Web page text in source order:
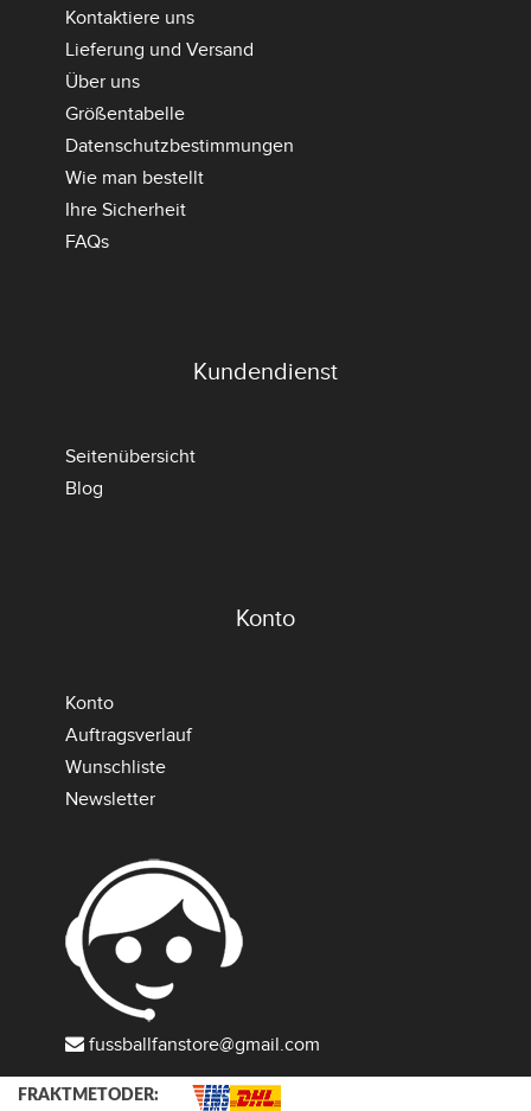
Kontaktiere uns
Lieferung und Versand
Über uns
Größentabelle
Datenschutzbestimmungen
Wie man bestellt
Ihre Sicherheit
FAQs
Kundendienst
Seitenübersicht
Blog
Konto
Konto
Auftragsverlauf
Wunschliste
Newsletter
fussballfanstore@gmail.com
FRAKTMETODER: